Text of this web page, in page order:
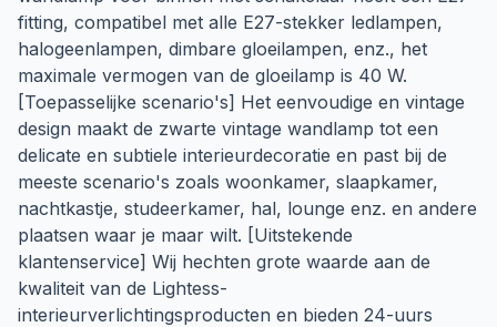
fitting, compatibel met alle E27-stekker ledlampen,
halogeenlampen, dimbare gloeilampen, enz., het
maximale vermogen van de gloeilamp is 40 W.
[Toepasselijke scenario's] Het eenvoudige en vintage
design maakt de zwarte vintage wandlamp tot een
delicate en subtiele interieurdecoratie en past bij de
meeste scenario's zoals woonkamer, slaapkamer,
nachtkastje, studeerkamer, hal, lounge enz. en andere
plaatsen waar je maar wilt. [Uitstekende
klantenservice] Wij hechten grote waarde aan de
kwaliteit van de Lightess-
interieurverlichtingsproducten en bieden 24-uurs